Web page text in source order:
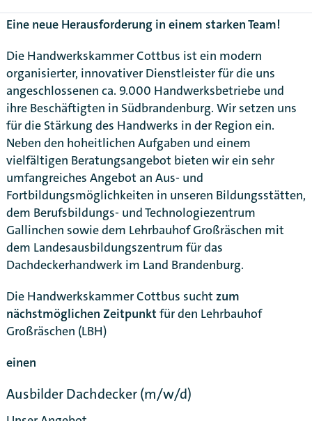
Eine neue Herausforderung in einem starken Team!
Die Handwerkskammer Cottbus ist ein modern
organisierter, innovativer Dienstleister für die uns
angeschlossenen ca. 9.000 Handwerksbetriebe und
ihre Beschäftigten in Südbrandenburg. Wir setzen uns
für die Stärkung des Handwerks in der Region ein.
Neben den hoheitlichen Aufgaben und einem
vielfältigen Beratungsangebot bieten wir ein sehr
umfangreiches Angebot an Aus- und
Fortbildungsmöglichkeiten in unseren Bildungsstätten,
dem Berufsbildungs- und Technologiezentrum
Gallinchen sowie dem Lehrbauhof Großräschen mit
dem Landesausbildungszentrum für das
Dachdeckerhandwerk im Land Brandenburg.
Die Handwerkskammer Cottbus sucht zum
nächstmöglichen Zeitpunkt für den Lehrbauhof
Großräschen (LBH)
einen
Ausbilder Dachdecker (m/w/d)